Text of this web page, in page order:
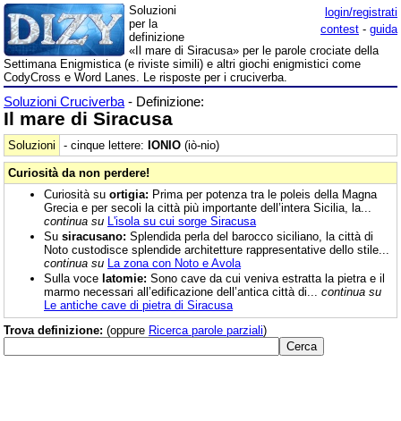
login/registrati
contest - guida
Soluzioni
per la
definizione
«Il mare di Siracusa» per le parole crociate della
Settimana Enigmistica (e riviste simili) e altri giochi enigmistici come
CodyCross e Word Lanes. Le risposte per i cruciverba.
Soluzioni Cruciverba - Definizione:
Il mare di Siracusa
Soluzioni - cinque lettere: IONIO (iò-nio)
Curiosità da non perdere!
Curiosità su ortigia: Prima per potenza tra le poleis della Magna
Grecia e per secoli la città più importante dell’intera Sicilia, la...
continua su L'isola su cui sorge Siracusa
Su siracusano: Splendida perla del barocco siciliano, la città di
Noto custodisce splendide architetture rappresentative dello stile...
continua su La zona con Noto e Avola
Sulla voce latomie: Sono cave da cui veniva estratta la pietra e il
marmo necessari all’edificazione dell’antica città di... continua su
Le antiche cave di pietra di Siracusa
Trova definizione: (oppure Ricerca parole parziali)